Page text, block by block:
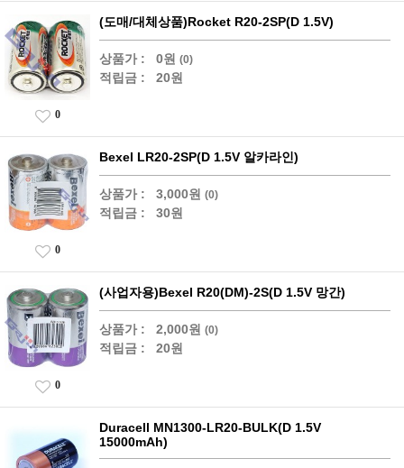
(도매/대체상품)Rocket R20-2SP(D 1.5V)
상품가 : 0원 (0)
적립금 : 20원
0
Bexel LR20-2SP(D 1.5V 알카라인)
상품가 : 3,000원 (0)
적립금 : 30원
0
(사업자용)Bexel R20(DM)-2S(D 1.5V 망간)
상품가 : 2,000원 (0)
적립금 : 20원
0
Duracell MN1300-LR20-BULK(D 1.5V
15000mAh)